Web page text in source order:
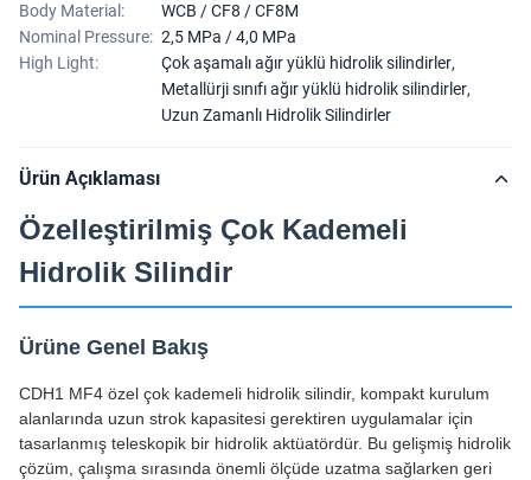
Body Material:
WCB / CF8 / CF8M
Nominal Pressure: 2,5 MPa / 4,0 MPa
High Light:
Çok aşamalı ağır yüklü hidrolik silindirler,
Metallürji sınıfı ağır yüklü hidrolik silindirler,
Uzun Zamanlı Hidrolik Silindirler
Ürün Açıklaması
Özelleştirilmiş Çok Kademeli
Hidrolik Silindir
Ürüne Genel Bakış
CDH1 MF4 özel çok kademeli hidrolik silindir, kompakt kurulum
alanlarında uzun strok kapasitesi gerektiren uygulamalar için
tasarlanmış teleskopik bir hidrolik aktüatördür. Bu gelişmiş hidrolik
çözüm, çalışma sırasında önemli ölçüde uzatma sağlarken geri